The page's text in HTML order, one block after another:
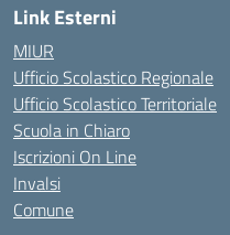
Link Esterni
MIUR
Ufficio Scolastico Regionale
Ufficio Scolastico Territoriale
Scuola in Chiaro
Iscrizioni On Line
Invalsi
Comune